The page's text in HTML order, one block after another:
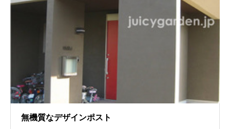
無機質なデザインポスト